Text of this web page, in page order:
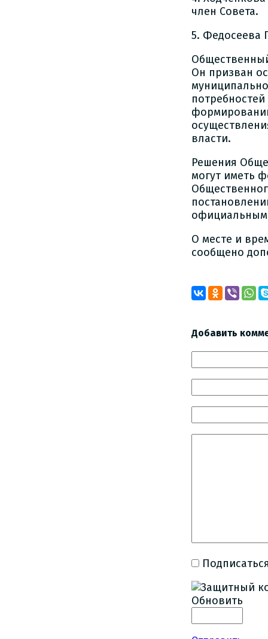
член Совета.
5. Федосеева
Он призван
власти.
Решения
могут иметь
О месте и
сообщено
Добавить
Обновить